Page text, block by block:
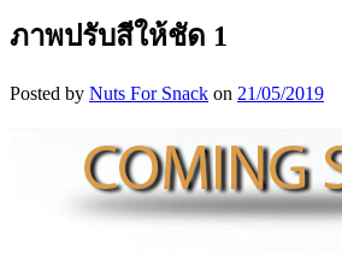
ภาพปรับสีให้ชัด 1
Posted by Nuts For Snack on 21/05/2019